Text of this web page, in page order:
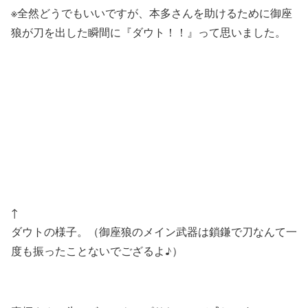
※全然どうでもいいですが、本多さんを助けるために御座
狼が刀を出した瞬間に『ダウト！！』って思いました。
↑
ダウトの様子。（御座狼のメイン武器は鎖鎌で刀なんて一
度も振ったことないでござるよ♪）